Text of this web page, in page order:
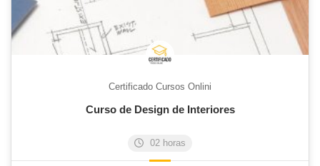
Certificado Cursos Onlini
Curso de Design de Interiores
02 horas